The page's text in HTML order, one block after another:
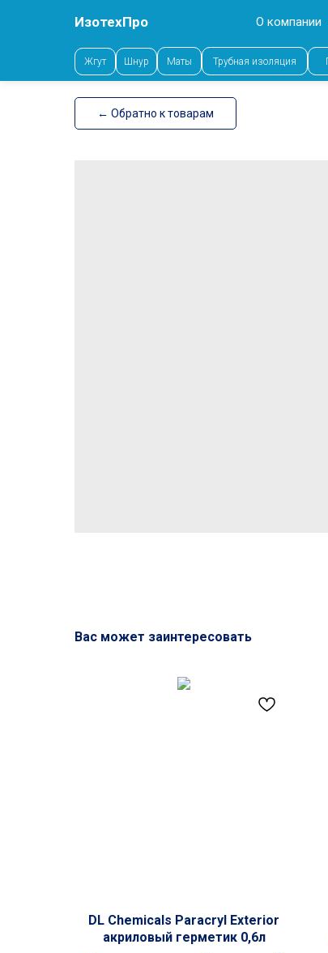
ИзотехПро О компании
Жгут Шнур Маты Трубная изоляция
← Обратно к товарам
Вас может заинтересовать
DL Chemicals Paracryl Exterior
акриловый герметик 0,6л